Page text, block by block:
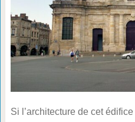
Si l’architecture de cet